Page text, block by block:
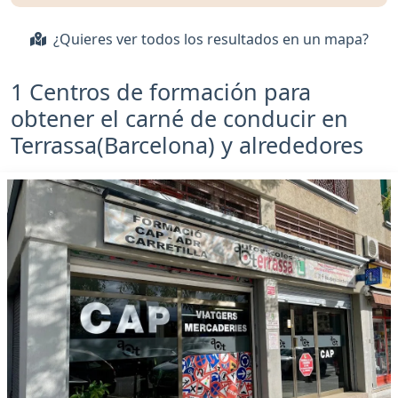
¿Quieres ver todos los resultados en un mapa?
1 Centros de formación para
obtener el carné de conducir en
Terrassa(Barcelona) y alrededores